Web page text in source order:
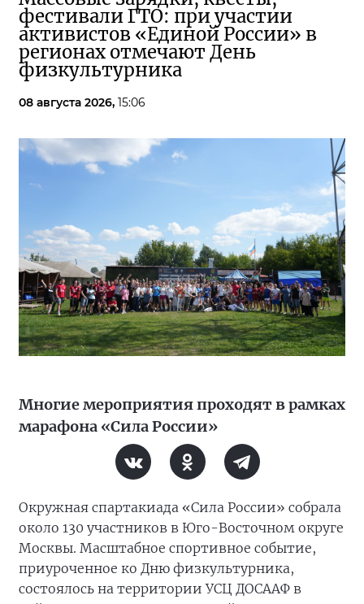
фестивали ГТО: при участии
активистов «Единой России» в
регионах отмечают День
физкультурника
08 августа 2026, 15:06
Многие мероприятия проходят в рамках
марафона «Сила России»
Окружная спартакиада «Сила России» собрала
около 130 участников в Юго-Восточном округе
Москвы. Масштабное спортивное событие,
приуроченное ко Дню физкультурника,
состоялось на территории УСЦ ДОСААФ в